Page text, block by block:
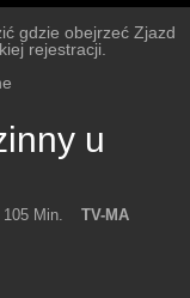
gdzie obejrzeć Zjazd
rejestracji.
u
105 Min.
TV-MA